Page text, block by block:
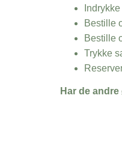
Bestille
Bestille
Trykke
Har de